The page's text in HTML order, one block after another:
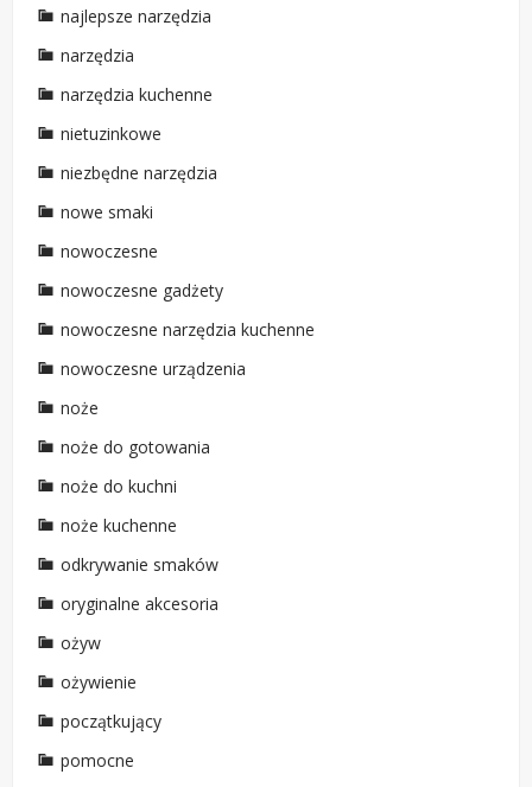
najlepsze narzędzia
narzędzia
narzędzia kuchenne
nietuzinkowe
niezbędne narzędzia
nowe smaki
nowoczesne
nowoczesne gadżety
nowoczesne narzędzia kuchenne
nowoczesne urządzenia
noże
noże do gotowania
noże do kuchni
noże kuchenne
odkrywanie smaków
oryginalne akcesoria
ożyw
ożywienie
początkujący
pomocne